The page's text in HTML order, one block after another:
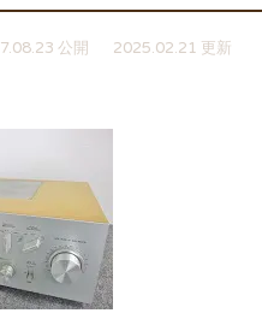
公開
2025.02.21 更新